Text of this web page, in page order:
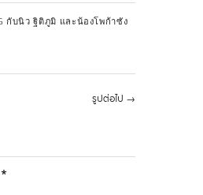
กับนิว ฐิติภูมิ และน้องโพก้าซัง
รูปต่อไป →
*